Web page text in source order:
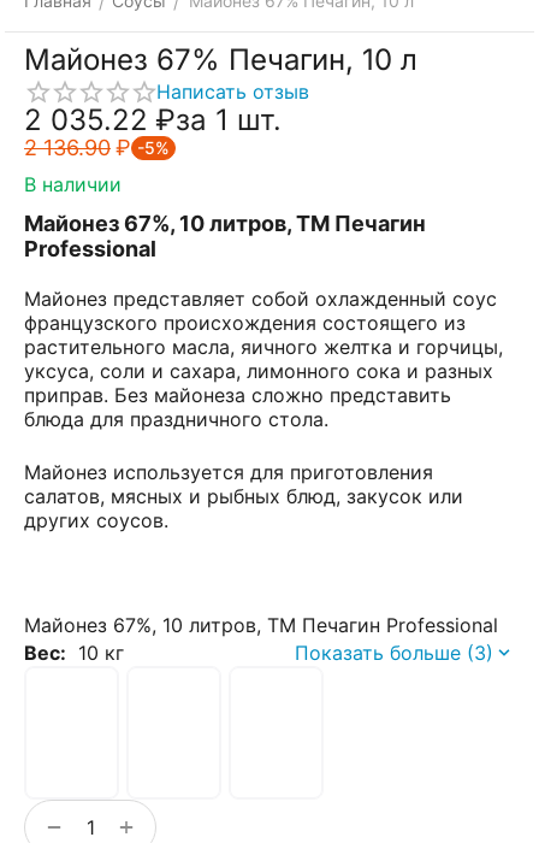
Майонез 67% Печагин, 10 л
Написать отзыв
2 035.22 ₽за 1 шт.
2 136.90₽ -5%
В наличии
Майонез 67%, 10 литров, ТМ Печагин
Professional
Майонез представляет собой охлажденный соус
французского происхождения состоящего из
растительного масла, яичного желтка и горчицы,
уксуса, соли и сахара, лимонного сока и разных
приправ. Без майонеза сложно представить
блюда для праздничного стола.
Майонез используется для приготовления
салатов, мясных и рыбных блюд, закусок или
других соусов.
Майонез 67%, 10 литров, ТМ Печагин Professional
Вес: 10 кг Показать больше (3)
+
−